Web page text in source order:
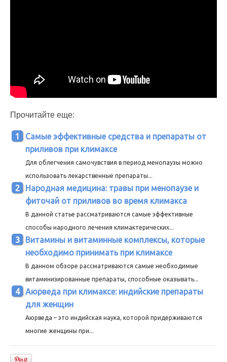
Прочитайте еще:
Самые эффективные средства и препараты от
приливов при климаксе
Для облегчения самочувствия в период менопаузы можно
использовать лекарственные препараты...
Народная медицина: травы при менопаузе и
фиточай от приливов во время климакса
В данной статье рассматриваются самые эффективные
способы народного лечения климактерических...
Витамины и витаминные комплексы, которые
необходимо принимать при климаксе
В данном обзоре рассматриваются самые необходимые
витаминизированные препараты, способные оказывать...
Аюрведа при климаксе: индийские препараты
для женщин
Аюрведа – это индийская наука, которой придерживаются
многие женщины при...